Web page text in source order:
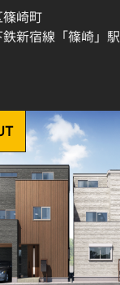
篠崎町
新宿線「篠崎」駅